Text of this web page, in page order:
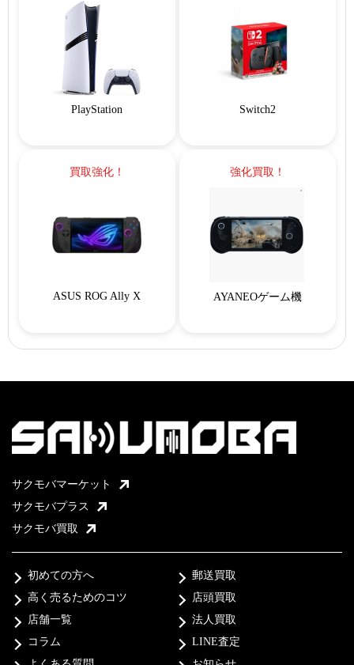
PlayStation Switch2
買取強化！
ASUS ROG Ally X
強化買取！
AYANEOゲーム機
サクモバマーケット
サクモバプラス
サクモバ買取
初めての方へ
高く売るためのコツ
店舗一覧
コラム
郵送買取
店頭買取
法人買取
LINE査定